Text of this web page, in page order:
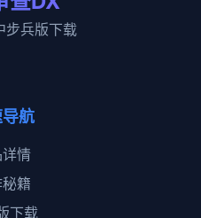
步兵版下载
航
情
籍
下载